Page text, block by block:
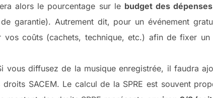
alors le pourcentage sur le budget des
garantie). Autrement dit, pour un événement
vos coûts (cachets, technique, etc.) afin de fixer
vous diffusez de la musique enregistrée, il faudra
SACEM. Le calcul de la SPRE est souvent